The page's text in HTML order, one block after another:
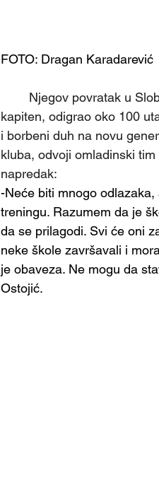
FOTO: Dragan Karadarević
kapiten, odigrao oko 100
i borbeni duh na novu
kluba, odvoji omladinski
napredak:
-Neće biti mnogo
treningu. Razumem da je
da se prilagodi. Svi će oni
neke škole završavali i
je obaveza. Ne mogu da
Ostojić.